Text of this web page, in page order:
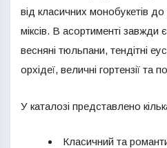
від класичних монобукетів до
міксів. В асортименті завжди
весняні тюльпани, тендітні
орхідеї, величні гортензії та
У каталозі представлено
Класичний та